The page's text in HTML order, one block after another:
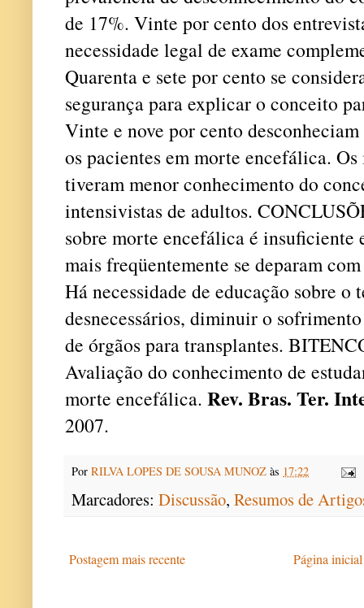
de 17%. Vinte por cento dos
necessidade legal de exame
Quarenta e sete por cento se
segurança para explicar o conceito
Vinte e nove por cento
os pacientes em morte encefálica.
tiveram menor conhecimento do
intensivistas de adultos.
sobre morte encefálica é insuficiente
mais freqüentemente se deparam
Há necessidade de educação sobre o
desnecessários, diminuir o
de órgãos para transplantes.
Avaliação do conhecimento de
morte encefálica. Rev. Bras. Ter.
2007.
Por RILVA LOPES DE SOUSA MUNOZ às 17:22
Marcadores: Discussão, Resumos de
Postagem mais recente Página inicial